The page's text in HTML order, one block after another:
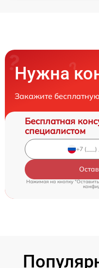
Нужна
Закажите
Бесплатная
специалистом
Нажимая на кнопку